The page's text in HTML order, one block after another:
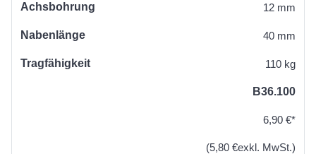
Achsbohrung 12 mm
Nabenlänge 40 mm
Tragfähigkeit 110 kg
B36.100
6,90 €*
(5,80 €exkl. MwSt.)